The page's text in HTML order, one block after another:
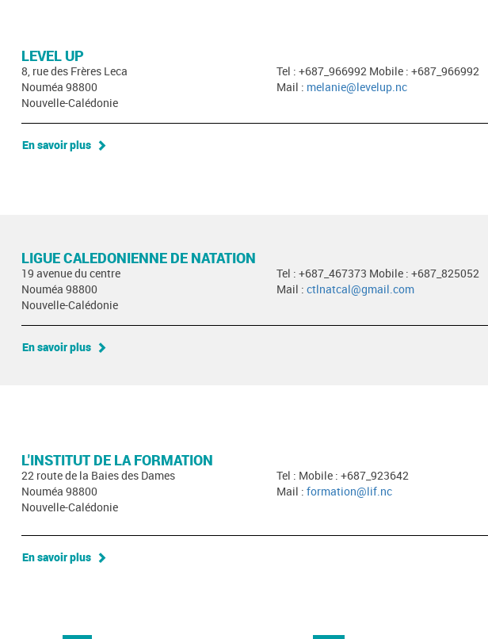
LEVEL UP
8, rue des Frères Leca
Nouméa 98800
Nouvelle-Calédonie
Tel : +687_966992 Mobile : +687_966992
Mail : melanie@levelup.nc
En savoir plus
LIGUE CALEDONIENNE DE NATATION
19 avenue du centre
Nouméa 98800
Nouvelle-Calédonie
Tel : +687_467373 Mobile : +687_825052
Mail : ctlnatcal@gmail.com
En savoir plus
L'INSTITUT DE LA FORMATION
22 route de la Baies des Dames
Nouméa 98800
Nouvelle-Calédonie
Tel : Mobile : +687_923642
Mail : formation@lif.nc
En savoir plus